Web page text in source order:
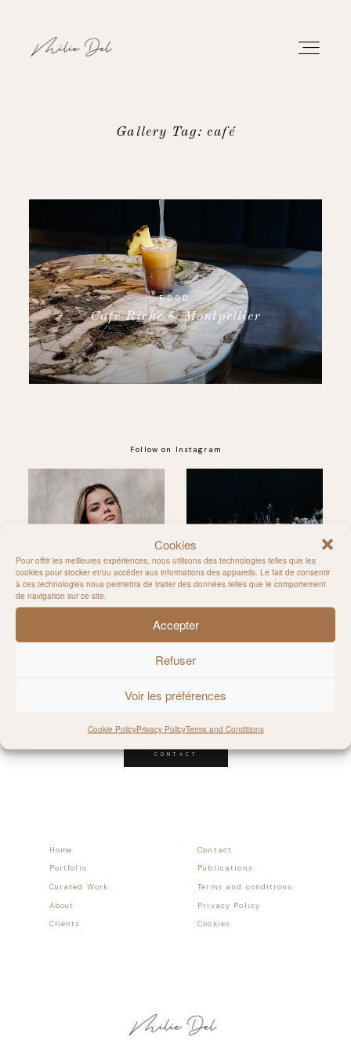
Cookies
Pour offrir les meilleures expériences, nous utilisons des technologies telles que les
cookies pour stocker et/ou accéder aux informations des appareils. Le fait de consentir
à ces technologies nous permettra de traiter des données telles que le comportement
de navigation sur ce site.
Accepter
Refuser
Voir les préférences
Cookie PolicyPrivacy PolicyTerms and Conditions
ABOUT
CONTACT
Gallery Tag: café
FOOD
Café Riche ~ Montpellier
Follow on Instagram
Contact
Home
Publications
Portfolio
Terms and conditions
Curated Work
CONTACT
Privacy Policy
About
Cookies
Clients